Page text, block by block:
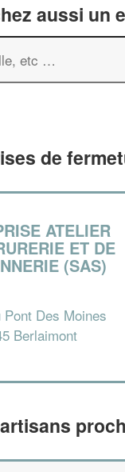
aussi un
de
ATELIER
ET DE
(SAS)
Pont Des Moines
Berlaimont